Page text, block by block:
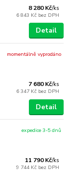
8 280 Kč/ks
6 843 Kč bez DPH
Detail
7 680 Kč/ks
6 347 Kč bez DPH
momentálně vyprodáno
Detail
11 790 Kč/ks
9 744 Kč bez DPH
expedice 3-5 dnů